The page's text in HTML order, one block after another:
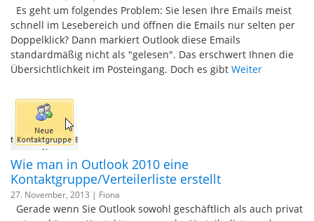
Es geht um folgendes Problem: Sie lesen Ihre Emails meist
schnell im Lesebereich und öffnen die Emails nur selten per
Doppelklick? Dann markiert Outlook diese Emails
standardmäßig nicht als "gelesen". Das erschwert Ihnen die
Übersichtlichkeit im Posteingang. Doch es gibt Weiter
Wie man in Outlook 2010 eine
Kontaktgruppe/Verteilerliste erstellt
27. November, 2013 | Fiona
Gerade wenn Sie Outlook sowohl geschäftlich als auch privat